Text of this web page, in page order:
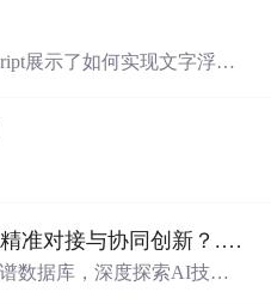
展示了如何实现文字浮动
此外，文中还包含了对CS
用，增加了互动性和趣味
园区如何推动科技资源精准对接与协同创新？.docx
数据库，深度探索AI技术